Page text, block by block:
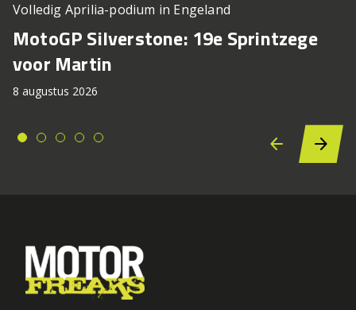
Volledig Aprilia-podium in Engeland
MotoGP Silverstone: 19e Sprintzege
voor Martin
8 augustus 2026